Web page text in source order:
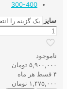
300-400
سایز
فرش
ماشینی
1500
شانه
کد1505
عدد
ناموجود
۵,۹۰۰,۰۰۰ تومان
۴ قسط هر ماه
۱,۴۷۵,۰۰۰ تومان